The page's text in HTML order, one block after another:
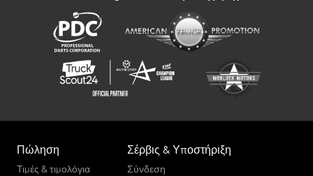
Πώληση
Τιμές & τιμολόγια
Σέρβις & Υποστήριξη
Σύνδεση